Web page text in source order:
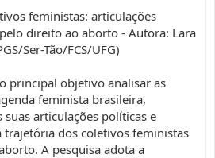
feministas: articulações
direito ao aborto - Autora: Lara
Ser-Tão/FCS/UFG)
principal objetivo analisar as
feminista brasileira,
articulações políticas e
trajetória dos coletivos feministas
A pesquisa adota a